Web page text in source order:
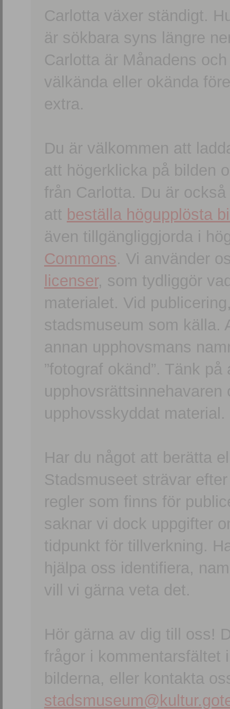
Carlotta växer ständigt.
är sökbara syns längre
Carlotta är Månadens
välkända eller okända
extra.
Du är välkommen att
att högerklicka på bilden
från Carlotta. Du är
att beställa högupplösta
även tillgängliggjorda i
Commons. Vi använder
licenser, som tydliggör
materialet. Vid
stadsmuseum som källa.
annan upphovsmans
”fotograf okänd”. Tänk
upphovsskyddat material.
Har du något att berätta
Stadsmuseet strävar
regler som finns för
saknar vi dock uppgifter
tidpunkt för tillverkning.
hjälpa oss identifiera,
vill vi gärna veta det.
Hör gärna av dig till oss!
frågor i kommentarsfältet
bilderna, eller kontakta